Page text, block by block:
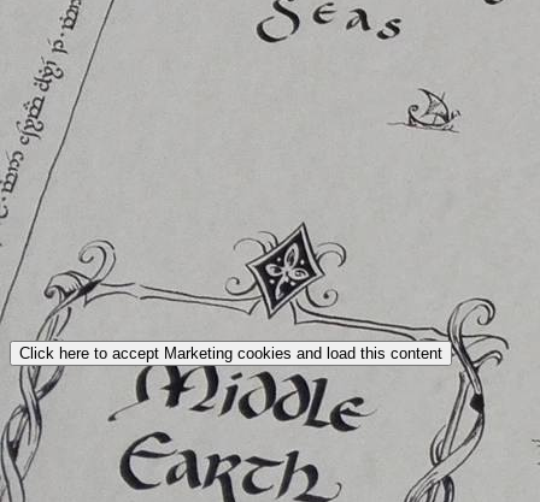
Click here to accept Marketing cookies and load this content